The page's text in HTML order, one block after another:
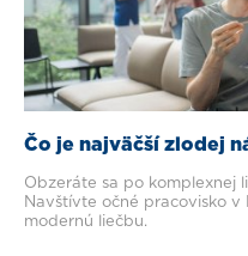
Čo je najväčší zlodej
Obzeráte sa po komplexnej
Navštívte očné pracovisko v
modernú liečbu.